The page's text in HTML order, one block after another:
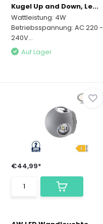
Kugel Up and Down, Le...
Wattleistung: 4W
Betriebsspannung: AC 220 -
240V...
Auf Lager
€44,99*